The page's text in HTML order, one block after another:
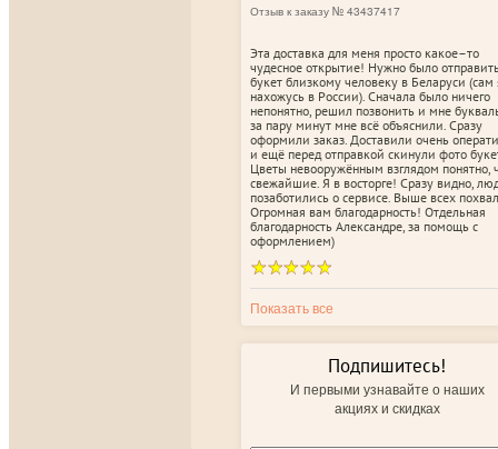
Отзыв к заказу № 43437417
Эта доставка для меня просто какое–то
чудесное открытие! Нужно было
букет близкому человеку в Беларуси (сам
нахожусь в России). Сначала было ничего
непонятно, решил позвонить и мне
за пару минут мне всё объяснили. Сразу
оформили заказ. Доставили очень
и ещё перед отправкой скинули фото
Цветы невооружённым взглядом понятно,
свежайшие. Я в восторге! Сразу видно,
позаботились о сервисе. Выше всех похвал.
Огромная вам благодарность! Отдельная
благодарность Александре, за помощь с
оформлением)
Показать все
Подпишитесь!
И первыми узнавайте о наших
акциях и скидках